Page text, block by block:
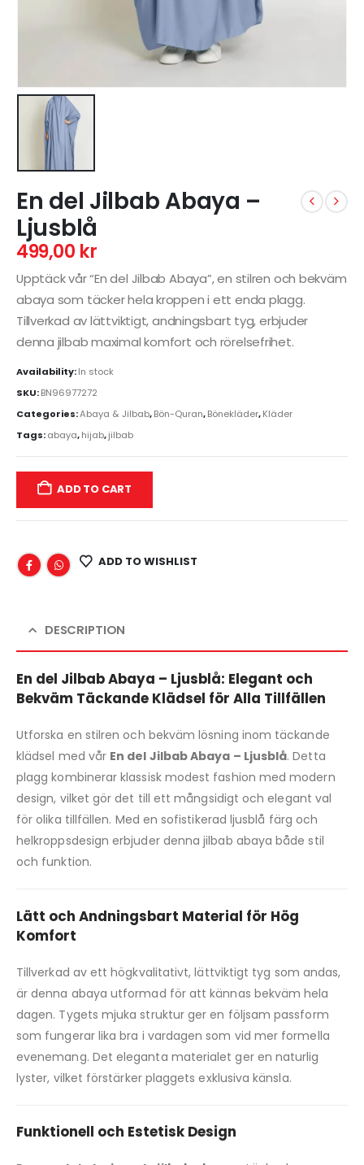
En del Jilbab Abaya –
Ljusblå
499,00 kr
Upptäck vår “En del Jilbab Abaya”, en stilren och bekväm
abaya som täcker hela kroppen i ett enda plagg.
Tillverkad av lättviktigt, andningsbart tyg, erbjuder
denna jilbab maximal komfort och rörelsefrihet.
Availability:In stock
SKU:BN96977272
Categories:Abaya & Jilbab,Bön-Quran,Bönekläder,Kläder
Tags:abaya,hijab,jilbab
ADD TO CART
ADD TO WISHLIST
DESCRIPTION
En del Jilbab Abaya – Ljusblå: Elegant och
Bekväm Täckande Klädsel för Alla Tillfällen
Utforska en stilren och bekväm lösning inom täckande
klädsel med vår En del Jilbab Abaya – Ljusblå. Detta
plagg kombinerar klassisk modest fashion med modern
design, vilket gör det till ett mångsidigt och elegant val
för olika tillfällen. Med en sofistikerad ljusblå färg och
helkroppsdesign erbjuder denna jilbab abaya både stil
och funktion.
Lätt och Andningsbart Material för Hög
Komfort
Tillverkad av ett högkvalitativt, lättviktigt tyg som andas,
är denna abaya utformad för att kännas bekväm hela
dagen. Tygets mjuka struktur ger en följsam passform
som fungerar lika bra i vardagen som vid mer formella
evenemang. Det eleganta materialet ger en naturlig
lyster, vilket förstärker plaggets exklusiva känsla.
Funktionell och Estetisk Design